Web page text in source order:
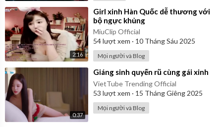
2:16
⁣Girl xinh Hàn Quốc dễ thương với
bộ ngực khủng
MiuClip Official
54lượt xem · 10 Tháng Sáu 2025
Mọi người và Blog
0:37
⁣Giáng sinh quyến rũ cùng gái xinh
VietTube Trending Official
53 lượt xem · 15 Tháng Giêng 2025
Mọi người và Blog